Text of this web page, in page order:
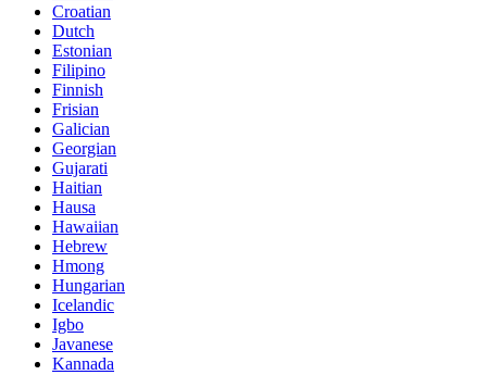
Croatian
Dutch
Estonian
Filipino
Finnish
Frisian
Galician
Georgian
Gujarati
Haitian
Hausa
Hawaiian
Hebrew
Hmong
Hungarian
Icelandic
Igbo
Javanese
Kannada